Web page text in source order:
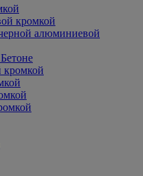
кромкой
алюминиевой
кромкой